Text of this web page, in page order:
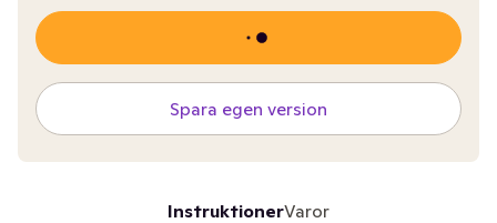
Spara egen version
InstruktionerVaror